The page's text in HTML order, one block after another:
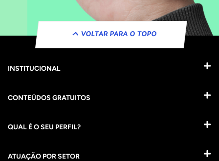
VOLTAR PARA O TOPO
INSTITUCIONAL
CONTEÚDOS GRATUITOS
QUAL É O SEU PERFIL?
ATUAÇÃO POR SETOR